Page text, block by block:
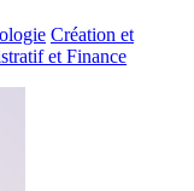
Création et
et Finance